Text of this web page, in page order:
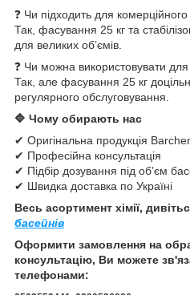
❓ Чи підходить для
Так, фасування 25 кг та
для великих об’ємів.
❓ Чи можна використовувати
Так, але фасування 25 кг
регулярного обслуговування.
🔷 Чому обирають нас
✔ Оригінальна продукція
✔ Професійна консультація
✔ Підбір дозування під об’єм
✔ Швидка доставка по Україні
Весь асортимент хімії,
басейнів
Оформити замовлення на
консультацію, Ви можете
телефонами: